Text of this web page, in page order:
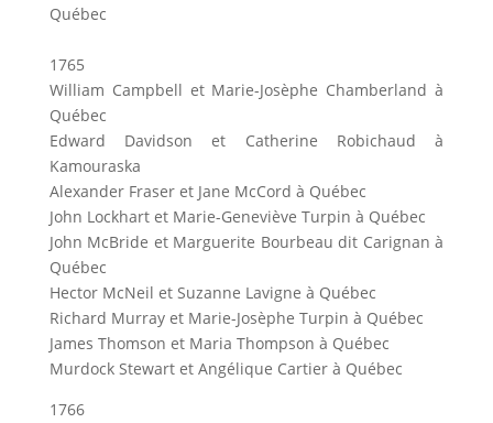
Québec
1765
William Campbell et Marie-Josèphe Chamberland à
Québec
Edward Davidson et Catherine Robichaud à
Kamouraska
Alexander Fraser et Jane McCord à Québec
John Lockhart et Marie-Geneviève Turpin à Québec
John McBride et Marguerite Bourbeau dit Carignan à
Québec
Hector McNeil et Suzanne Lavigne à Québec
Richard Murray et Marie-Josèphe Turpin à Québec
James Thomson et Maria Thompson à Québec
Murdock Stewart et Angélique Cartier à Québec
1766